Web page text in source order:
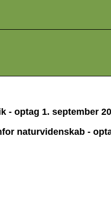
- optag 1. september
naturvidenskab -